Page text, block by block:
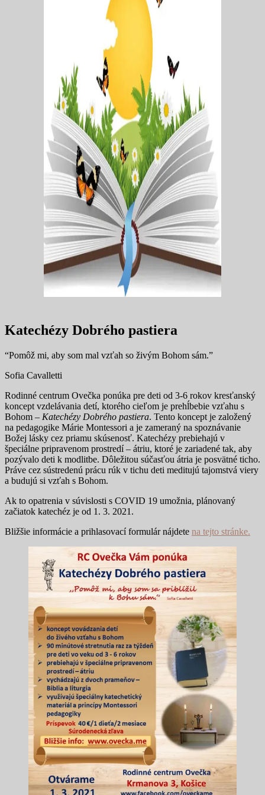
Katechézy Dobrého pastiera
“Pomôž mi, aby som mal vzťah so živým Bohom sám.”
Sofia Cavalletti
Rodinné centrum Ovečka ponúka pre deti od 3-6 rokov kresťanský
koncept vzdelávania detí, ktorého cieľom je prehĺbebie vzťahu s
Bohom – Katechézy Dobrého pastiera. Tento koncept je založený
na pedagogike Márie Montessori a je zameraný na spoznávanie
Božej lásky cez priamu skúsenosť. Katechézy prebiehajú v
špeciálne pripravenom prostredí – átriu, ktoré je zariadené tak, aby
pozývalo deti k modlitbe. Dôležitou súčasťou átria je posvätné ticho.
Práve cez sústredenú prácu rúk v tichu deti meditujú tajomstvá viery
a budujú si vzťah s Bohom.
Ak to opatrenia v súvislosti s COVID 19 umožnia, plánovaný
začiatok katechéz je od 1. 3. 2021.
Bližšie informácie a prihlasovací formulár nájdete na tejto stránke.